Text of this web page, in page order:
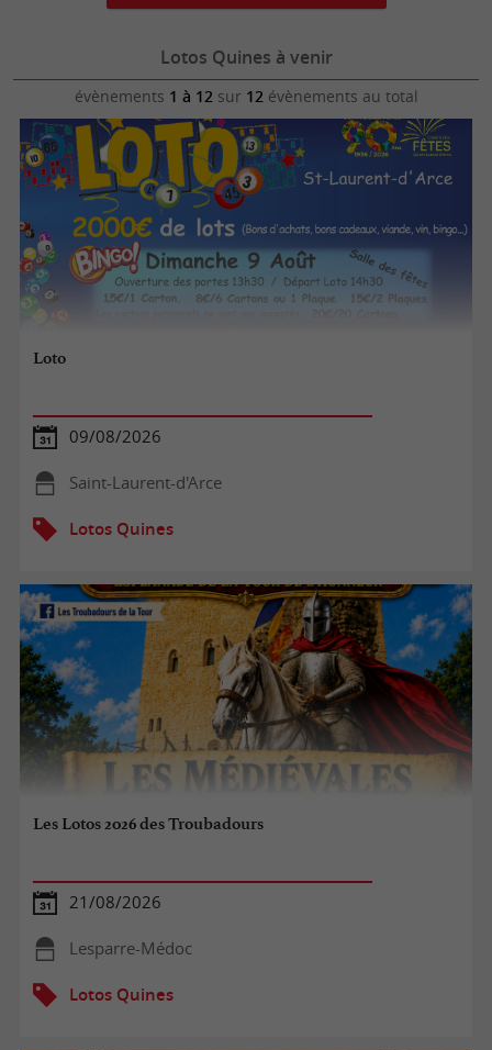
Lotos Quines à venir
évènements 1 à 12sur 12évènements au total
Loto
09/08/2026
Saint-Laurent-d'Arce
Lotos Quines
Les Lotos 2026 des Troubadours
21/08/2026
Lesparre-Médoc
Lotos Quines